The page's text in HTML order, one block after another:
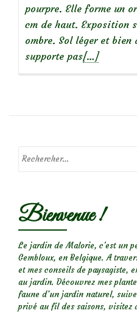
pourpre. Elle forme un
cm de haut. Exposition
ombre. Sol léger et bien
supporte pasEn
Major
[…]
Bienvenue !
Le jardin de Malorie, c'est un
Gembloux, en Belgique. A
et mes conseils de paysagiste,
au jardin. Découvrez mes
faune d’un jardin naturel,
privé au fil des saisons, visitez